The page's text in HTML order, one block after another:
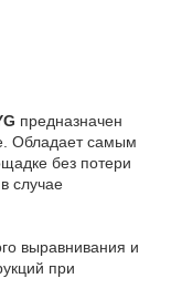
предназначен
Обладает самым
без потери
случае
выравнивания и
при